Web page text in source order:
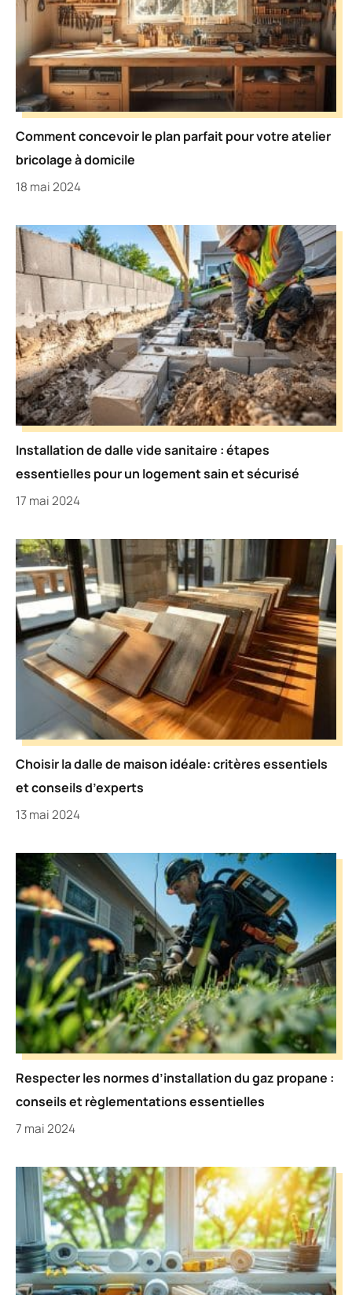
Comment concevoir le plan parfait pour votre atelier
bricolage à domicile
18 mai 2024
Installation de dalle vide sanitaire : étapes
essentielles pour un logement sain et sécurisé
17 mai 2024
Choisir la dalle de maison idéale: critères essentiels
et conseils d’experts
13 mai 2024
Respecter les normes d’installation du gaz propane :
conseils et règlementations essentielles
7 mai 2024